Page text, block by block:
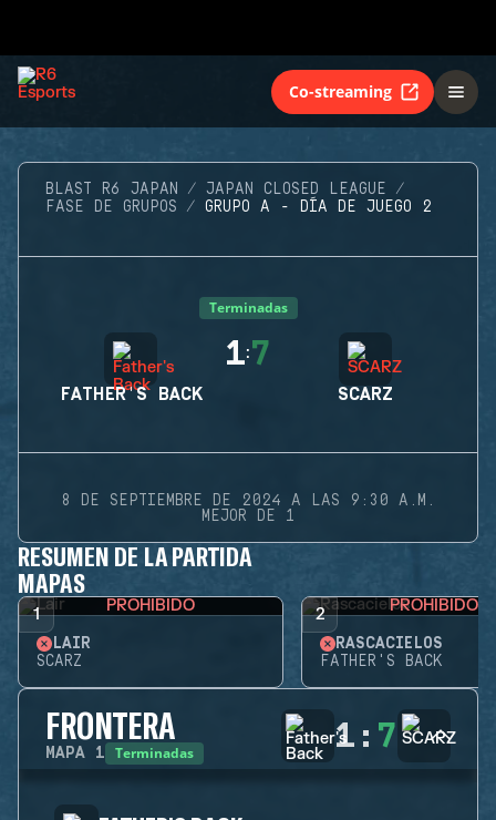
Co-streaming
BLAST R6 JAPAN
JAPAN CLOSED LEAGUE
FASE DE GRUPOS
GRUPO A - DÍA DE JUEGO 2
Terminadas
FATHER'S BACK
1:7
SCARZ
8 DE SEPTIEMBRE DE 2024 A LAS 9:30 A.M.
MEJOR DE 1
RESUMEN DE LA PARTIDA
MAPAS
1 PROHIBIDO
LAIR
SCARZ
2 PROHIBIDO
RASCACIELOS
FATHER'S BACK
FRONTERA
MAPA 1 Terminadas 1 : 7